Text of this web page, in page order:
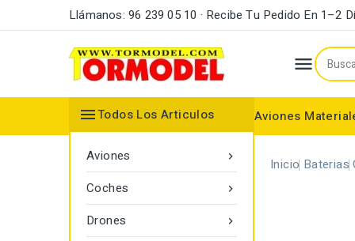
Llámanos: 96 239 05 10 · Recibe Tu Pedido En 1–2

Aviones
Todos Los Articulos

Aviones

Coches

Drones
Inicio Baterias